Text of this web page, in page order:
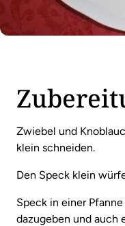
Zwiebel und
klein schneiden.
Den Speck klein
Speck in einer
dazugeben und auch